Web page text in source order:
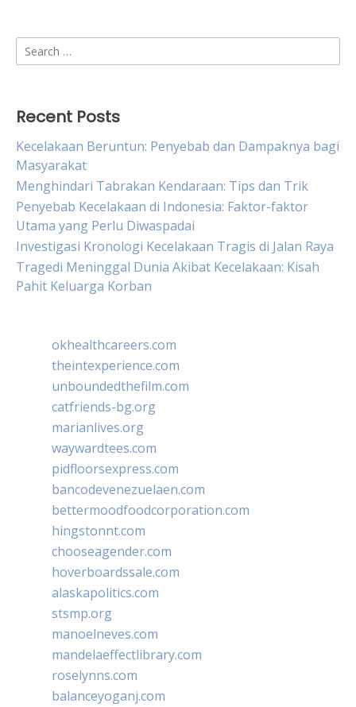
Search
for:
Recent Posts
Kecelakaan Beruntun: Penyebab dan Dampaknya bagi
Masyarakat
Menghindari Tabrakan Kendaraan: Tips dan Trik
Penyebab Kecelakaan di Indonesia: Faktor-faktor
Utama yang Perlu Diwaspadai
Investigasi Kronologi Kecelakaan Tragis di Jalan Raya
Tragedi Meninggal Dunia Akibat Kecelakaan: Kisah
Pahit Keluarga Korban
okhealthcareers.com
theintexperience.com
unboundedthefilm.com
catfriends-bg.org
marianlives.org
waywardtees.com
pidfloorsexpress.com
bancodevenezuelaen.com
bettermoodfoodcorporation.com
hingstonnt.com
chooseagender.com
hoverboardssale.com
alaskapolitics.com
stsmp.org
manoelneves.com
mandelaeffectlibrary.com
roselynns.com
balanceyoganj.com